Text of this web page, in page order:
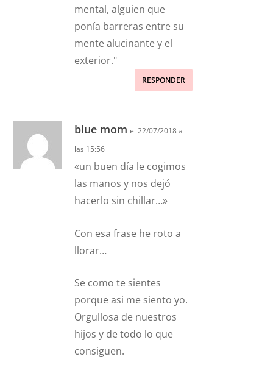
mental, alguien que
ponía barreras entre su
mente alucinante y el
exterior."
RESPONDER
blue mom el 22/07/2018 a
las 15:56
«un buen día le cogimos
las manos y nos dejó
hacerlo sin chillar…»
Con esa frase he roto a
llorar…
Se como te sientes
porque asi me siento yo.
Orgullosa de nuestros
hijos y de todo lo que
consiguen.